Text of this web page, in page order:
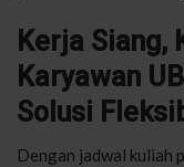
Kerja Siang,
Karyawan
Solusi
Dengan jadwal kuliah